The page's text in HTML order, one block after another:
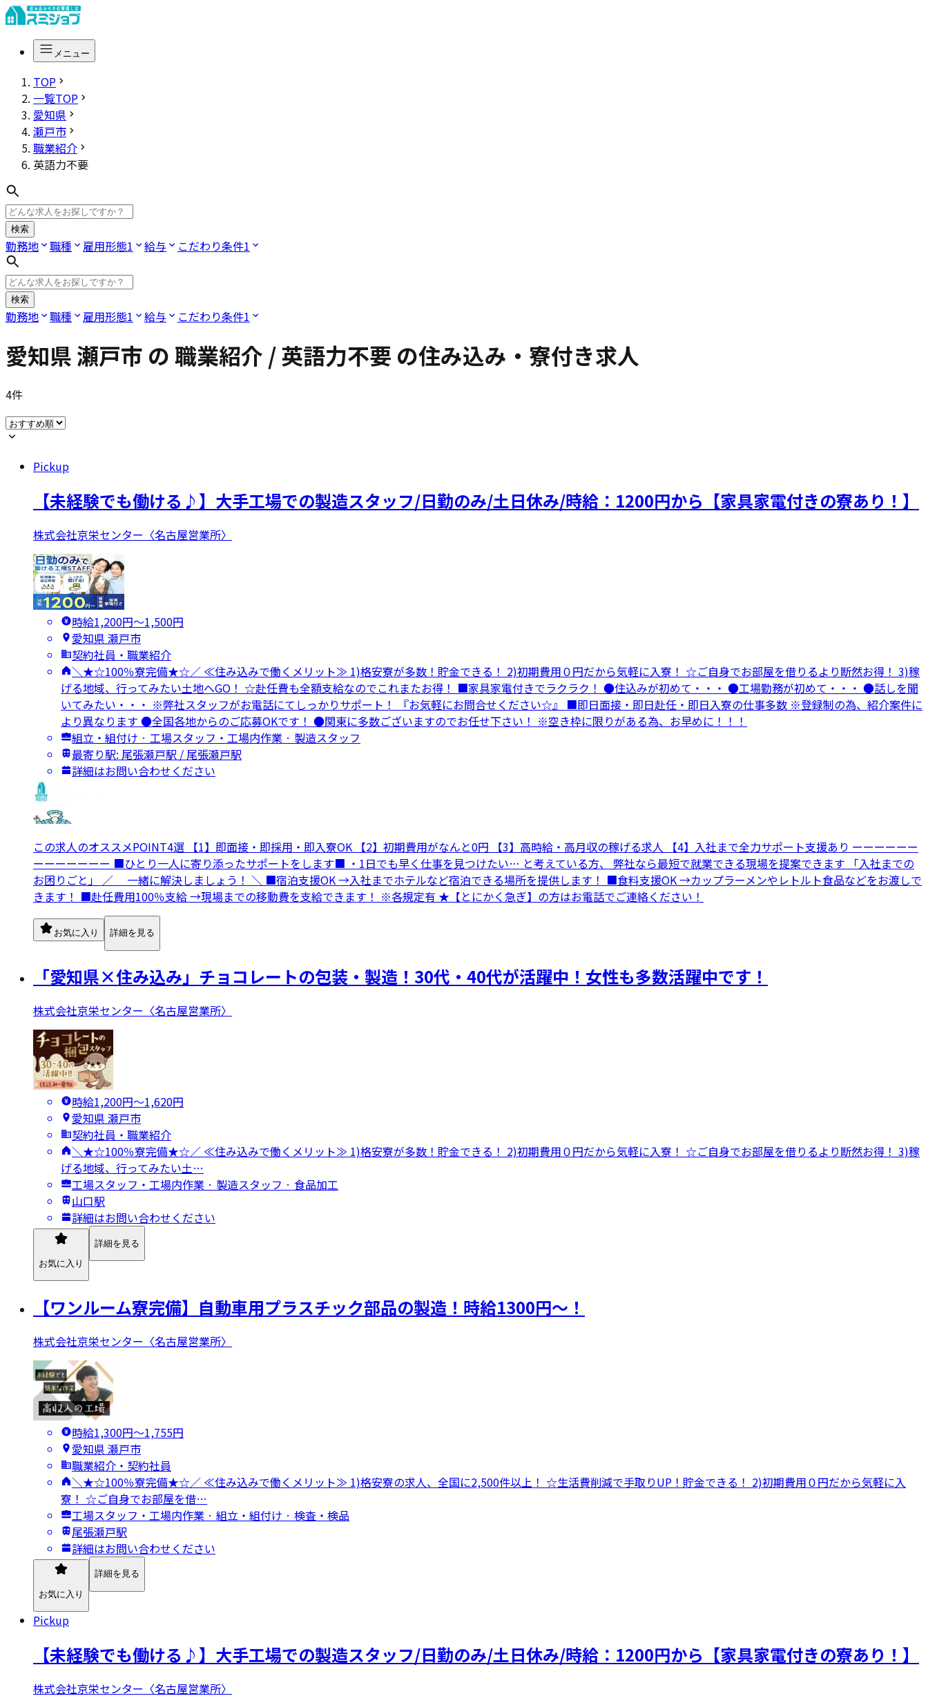
メニュー
TOP
一覧TOP
愛知県
瀬戸市
職業紹介
英語力不要
検索
勤務地 職種 雇用形態1 給与 こだわり条件1
検索
勤務地 職種 雇用形態1 給与 こだわり条件1
愛知県 瀬戸市 の職業紹介 / 英語力不要 の住み込み・寮付き求人
4件
Pickup
【未経験でも働ける♪】大手工場での製造スタッフ/日勤のみ/土日休み/時給：1200円から【家具家電付きの寮あり！】
株式会社京栄センター〈名古屋営業所〉
時給1,200円〜1,500円
愛知県 瀬戸市
契約社員・職業紹介
＼★☆100％寮完備★☆／ ≪住み込みで働くメリット≫ 1)格安寮が多数！貯金できる！ 2)初期費用０円だから気軽に入寮！ ☆ご自身でお部屋を借りるより断然お得！ 3)稼
げる地域、行ってみたい土地へGO！ ☆赴任費も全額支給なのでこれまたお得！ ■家具家電付きでラクラク！ ●住込みが初めて・・・ ●工場勤務が初めて・・・ ●話しを聞
いてみたい・・・ ※弊社スタッフがお電話にてしっかりサポート！ 『お気軽にお問合せください☆』 ■即日面接・即日赴任・即日入寮の仕事多数 ※登録制の為、紹介案件に
より異なります ●全国各地からのご応募OKです！ ●関東に多数ございますのでお任せ下さい！ ※空き枠に限りがある為、お早めに！！！
組立・組付け · 工場スタッフ・工場内作業 · 製造スタッフ
最寄り駅: 尾張瀬戸駅 / 尾張瀬戸駅
詳細はお問い合わせください
この求人のオススメPOINT4選 【1】即面接・即採用・即入寮OK 【2】初期費用がなんと0円 【3】高時給・高月収の稼げる求人 【4】入社まで全力サポート支援あり ーーーーーー
ーーーーーーー ■ひとり一人に寄り添ったサポートをします■ ・1日でも早く仕事を見つけたい… と考えている方、 弊社なら最短で就業できる現場を提案できます 「入社までの
お困りごと」 ／ 一緒に解決しましょう！ ＼ ■宿泊支援OK →入社までホテルなど宿泊できる場所を提供します！ ■食料支援OK →カップラーメンやレトルト食品などをお渡しで
きます！ ■赴任費用100％支給 →現場までの移動費を支給できます！ ※各規定有 ★【とにかく急ぎ】の方はお電話でご連絡ください！
お気に入り 詳細を見る
「愛知県×住み込み」チョコレートの包装・製造！30代・40代が活躍中！女性も多数活躍中です！
株式会社京栄センター〈名古屋営業所〉
時給1,200円〜1,620円
愛知県 瀬戸市
契約社員・職業紹介
＼★☆100％寮完備★☆／ ≪住み込みで働くメリット≫ 1)格安寮が多数！貯金できる！ 2)初期費用０円だから気軽に入寮！ ☆ご自身でお部屋を借りるより断然お得！ 3)稼
げる地域、行ってみたい土…
工場スタッフ・工場内作業 · 製造スタッフ · 食品加工
山口駅
詳細はお問い合わせください
お気に入り
詳細を見る
【ワンルーム寮完備】自動車用プラスチック部品の製造！時給1300円～！
株式会社京栄センター〈名古屋営業所〉
時給1,300円〜1,755円
愛知県 瀬戸市
職業紹介・契約社員
＼★☆100％寮完備★☆／ ≪住み込みで働くメリット≫ 1)格安寮の求人、全国に2,500件以上！ ☆生活費削減で手取りUP！貯金できる！ 2)初期費用０円だから気軽に入
寮！ ☆ご自身でお部屋を借…
工場スタッフ・工場内作業 · 組立・組付け · 検査・検品
尾張瀬戸駅
詳細はお問い合わせください
お気に入り
詳細を見る
Pickup
【未経験でも働ける♪】大手工場での製造スタッフ/日勤のみ/土日休み/時給：1200円から【家具家電付きの寮あり！】
株式会社京栄センター〈名古屋営業所〉